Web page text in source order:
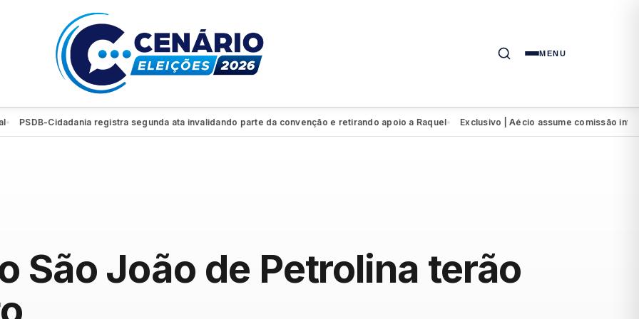
MENU
Cidadania registra segunda ata invalidando parte da convenção e retirando apoio a Raquel● Exclusivo | Aécio assume comissão
São João de Petrolina terão